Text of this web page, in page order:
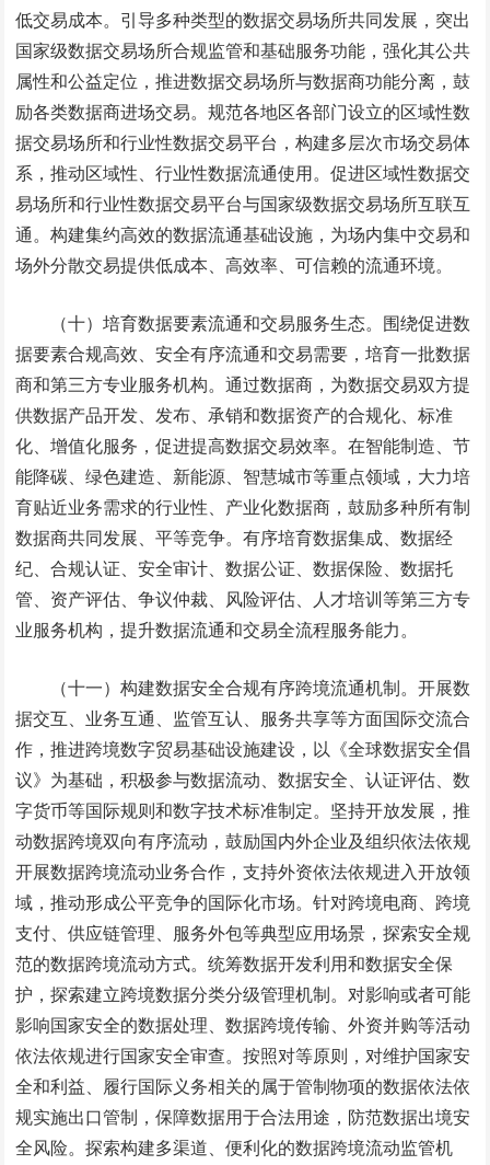
低交易成本。引导多种类型的数据交易场所共同发展，突出
国家级数据交易场所合规监管和基础服务功能，强化其公共
属性和公益定位，推进数据交易场所与数据商功能分离，鼓
励各类数据商进场交易。规范各地区各部门设立的区域性数
据交易场所和行业性数据交易平台，构建多层次市场交易体
系，推动区域性、行业性数据流通使用。促进区域性数据交
易场所和行业性数据交易平台与国家级数据交易场所互联互
通。构建集约高效的数据流通基础设施，为场内集中交易和
场外分散交易提供低成本、高效率、可信赖的流通环境。
（十）培育数据要素流通和交易服务生态。围绕促进数
据要素合规高效、安全有序流通和交易需要，培育一批数据
商和第三方专业服务机构。通过数据商，为数据交易双方提
供数据产品开发、发布、承销和数据资产的合规化、标准
化、增值化服务，促进提高数据交易效率。在智能制造、节
能降碳、绿色建造、新能源、智慧城市等重点领域，大力培
育贴近业务需求的行业性、产业化数据商，鼓励多种所有制
数据商共同发展、平等竞争。有序培育数据集成、数据经
纪、合规认证、安全审计、数据公证、数据保险、数据托
管、资产评估、争议仲裁、风险评估、人才培训等第三方专
业服务机构，提升数据流通和交易全流程服务能力。
（十一）构建数据安全合规有序跨境流通机制。开展数
据交互、业务互通、监管互认、服务共享等方面国际交流合
作，推进跨境数字贸易基础设施建设，以《全球数据安全倡
议》为基础，积极参与数据流动、数据安全、认证评估、数
字货币等国际规则和数字技术标准制定。坚持开放发展，推
动数据跨境双向有序流动，鼓励国内外企业及组织依法依规
开展数据跨境流动业务合作，支持外资依法依规进入开放领
域，推动形成公平竞争的国际化市场。针对跨境电商、跨境
支付、供应链管理、服务外包等典型应用场景，探索安全规
范的数据跨境流动方式。统筹数据开发利用和数据安全保
护，探索建立跨境数据分类分级管理机制。对影响或者可能
影响国家安全的数据处理、数据跨境传输、外资并购等活动
依法依规进行国家安全审查。按照对等原则，对维护国家安
全和利益、履行国际义务相关的属于管制物项的数据依法依
规实施出口管制，保障数据用于合法用途，防范数据出境安
全风险。探索构建多渠道、便利化的数据跨境流动监管机